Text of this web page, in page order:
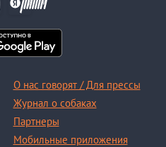
О нас говорят / Для прессы
Журнал о собаках
Партнеры
Мобильные приложения